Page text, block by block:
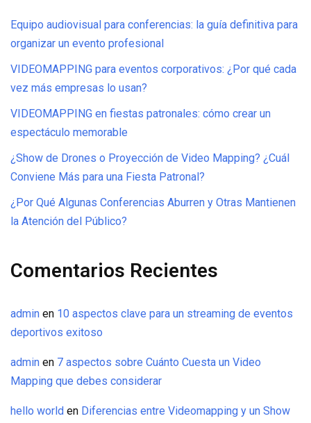
Equipo audiovisual para conferencias: la guía definitiva para
organizar un evento profesional
VIDEOMAPPING para eventos corporativos: ¿Por qué cada
vez más empresas lo usan?
VIDEOMAPPING en fiestas patronales: cómo crear un
espectáculo memorable
¿Show de Drones o Proyección de Video Mapping? ¿Cuál
Conviene Más para una Fiesta Patronal?
¿Por Qué Algunas Conferencias Aburren y Otras Mantienen
la Atención del Público?
Comentarios Recientes
admin en 10 aspectos clave para un streaming de eventos
deportivos exitoso
admin en 7 aspectos sobre Cuánto Cuesta un Video
Mapping que debes considerar
hello world en Diferencias entre Videomapping y un Show